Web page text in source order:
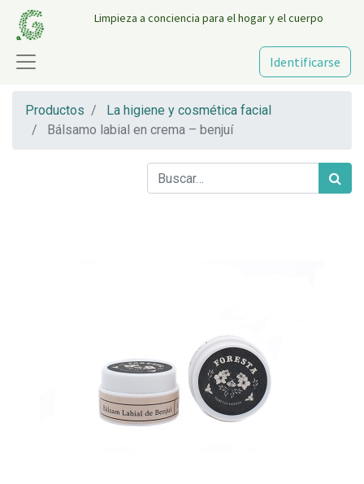
Limpieza a conciencia para el hogar y el cuerpo
Identificarse
Productos
La higiene y cosmética facial
Bálsamo labial en crema – benjuí